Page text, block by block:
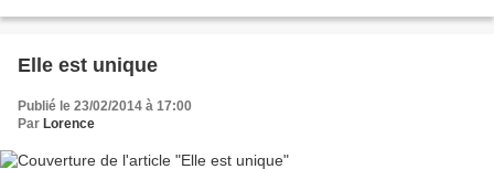
Elle est unique
Publié le 23/02/2014 à 17:00
Par Lorence